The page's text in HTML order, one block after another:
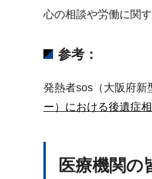
心の相談や労働に関
参考：
発熱者sos（大阪府新
ー）における後遺症
医療機関の